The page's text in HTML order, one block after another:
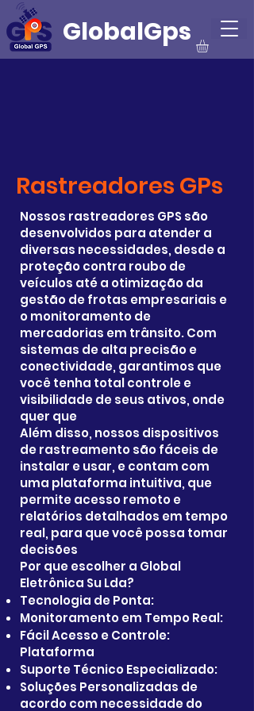
GlobalGps
Rastreadores GPs
Nossos rastreadores GPS são
desenvolvidos para atender a
diversas necessidades, desde a
proteção contra roubo de
veículos até a otimização da
gestão de frotas empresariais e
o monitoramento de
mercadorias em trânsito. Com
sistemas de alta precisão e
conectividade, garantimos que
você tenha total controle e
visibilidade de seus ativos, onde
quer que
Além disso, nossos dispositivos
de rastreamento são fáceis de
instalar e usar, e contam com
uma plataforma intuitiva, que
permite acesso remoto e
relatórios detalhados em tempo
real, para que você possa tomar
decisões
Por que escolher a Global
Eletrônica Su Lda?
Tecnologia de Ponta:
Monitoramento em Tempo Real:
Fácil Acesso e Controle:
Plataforma
Suporte Técnico Especializado:
Soluções Personalizadas de
acordo com necessidade do